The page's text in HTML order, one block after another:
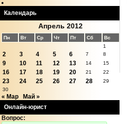
Календарь
Апрель 2012
Пн Вт Ср Чт Пт Сб
Вс
1
2 3 4 5 6 7 8
9 10 11 12 13 14 15
16 17 18 19 20 21 22
23 24 25 26 27 28
29
30
« Мар
Май »
Онлайн-юрист
Вопрос: